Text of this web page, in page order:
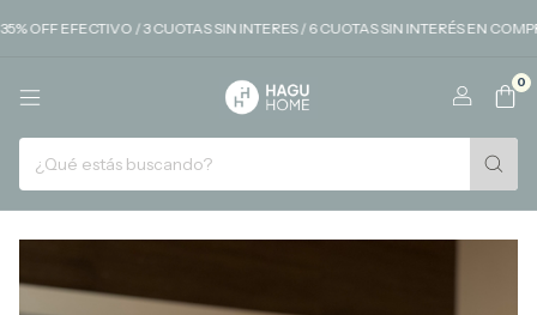
OFF EFECTIVO / 3 CUOTAS SIN INTERES / 6 CUOTAS SIN INTERÉS EN
0